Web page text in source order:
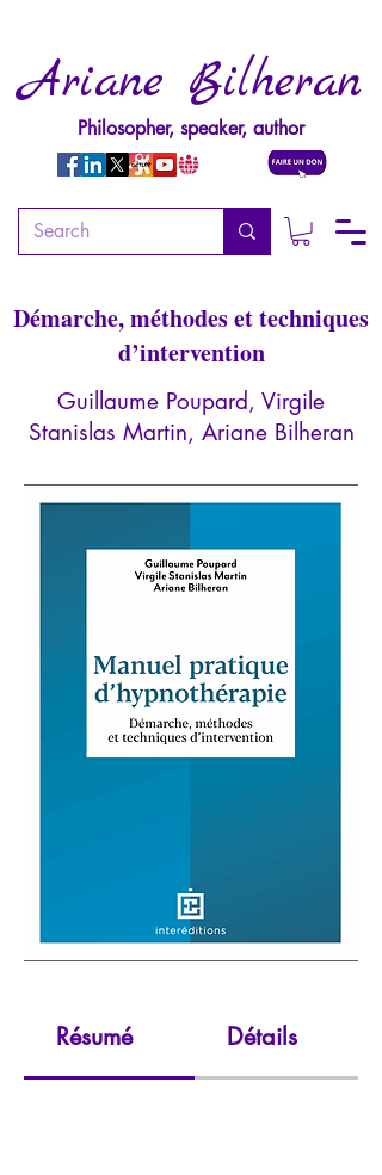
Ariane Bilheran
Philosopher, speaker, author
Manuel pratique
d’hypnothérapie
Démarche, méthodes et techniques
d’intervention
Guillaume Poupard, Virgile
Stanislas Martin, Ariane Bilheran
Résumé Détails